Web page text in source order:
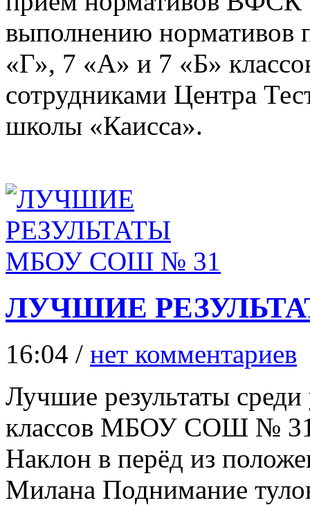
выполнению нормативов
«Г», 7 «А» и 7 «Б»
сотрудниками Центра
школы «Каисса».
ЛУЧШИЕ
16:04 / нет комментариев
Лучшие результаты
классов МБОУ СОШ № 31
Наклон в перёд из
Милана Поднимание